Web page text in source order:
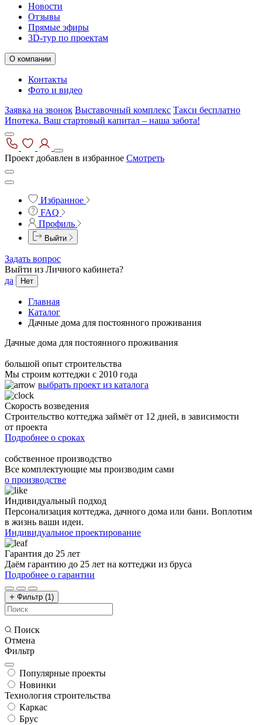
Новости
Отзывы
Прямые эфиры
3D-тур по проектам
О компании
Контакты
Фото и видео
Заявка на звонок Выставочный комплекс Такси бесплатно
Ипотека. Ваш стартовый капитал – наша забота!
Проект добавлен в избранное Смотреть
Избранное
FAQ
Профиль
Выйти
Задать вопрос
Выйти из Личного кабинета?
да
Нет
Главная
Каталог
Дачные дома для постоянного проживания
Дачные дома для постоянного проживания
большой опыт строительства
Мы строим коттеджи с 2010 года
выбрать проект из каталога
Скорость возведения
Строительство коттеджа займёт от 12 дней, в зависимости
от проекта
Подробнее о сроках
собственное производство
Все комплектующие мы производим сами
о производстве
Индивидуальный подход
Персонализация коттеджа, дачного дома или бани. Воплотим
в жизнь ваши идеи.
Индивидуальное проектирование
Гарантия до 25 лет
Даём гарантию до 25 лет на коттеджи из бруса
Подробнее о гарантии
Фильтр (1)
Поиск
Отмена
Фильтр
Популярные проекты
Новинки
Технология строительства
Каркас
Брус